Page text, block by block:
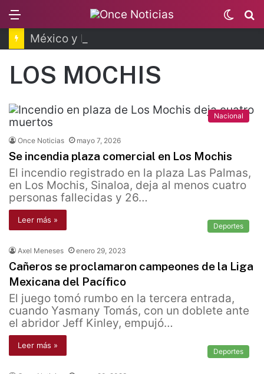
Switch
skin
LOS MOCHIS
Nacional
Once Noticias mayo 7, 2026
Se incendia plaza comercial en Los Mochis
El incendio registrado en la plaza Las Palmas,
en Los Mochis, Sinaloa, deja al menos cuatro
personas fallecidas y 26…
Leer más »
Deportes
Axel Meneses enero 29, 2023
Cañeros se proclamaron campeones de la Liga
Mexicana del Pacífico
El juego tomó rumbo en la tercera entrada,
cuando Yasmany Tomás, con un doblete ante
el abridor Jeff Kinley, empujó…
Leer más »
Deportes